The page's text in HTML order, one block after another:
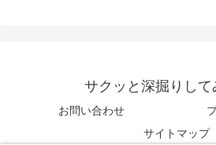
サクッと深掘りして
お問い合わせ
サイトマップ